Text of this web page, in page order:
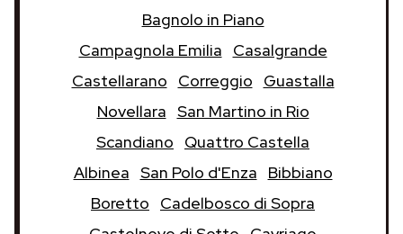
Bagnolo in Piano
Campagnola Emilia
Casalgrande
Castellarano
Correggio
Guastalla
Novellara San Martino in Rio
Scandiano
Quattro Castella
Albinea San Polo d'Enza
Bibbiano
Boretto
Cadelbosco di Sopra